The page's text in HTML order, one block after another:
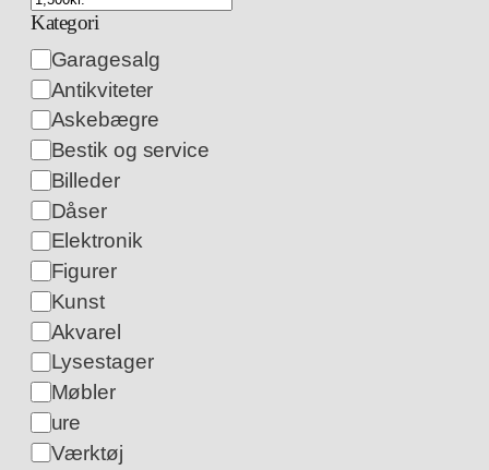
Kategori
Kategori
Garagesalg
Antikviteter
Askebægre
Bestik og service
Billeder
Dåser
Elektronik
Figurer
Kunst
Akvarel
Lysestager
Møbler
ure
Værktøj